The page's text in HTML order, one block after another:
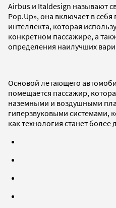
Airbus и Italdesign называют
Pop.Up», она включает в
интеллекта, которая
конкретном пассажире, а
определения наилучших
Основой летающего
помещается пассажир,
наземными и воздушными
гиперзвуковыми системами,
как технология станет